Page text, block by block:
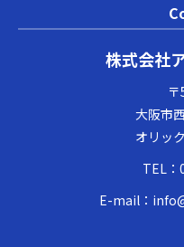
株式会社
大阪市
オリッ
TEL：
E-mail：